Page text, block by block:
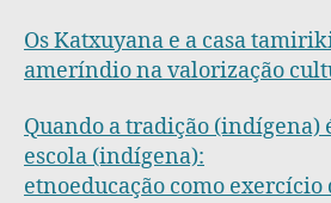
Os Katxuyana e a casa
ameríndio na valorização
Quando a tradição (indígena)
escola (indígena):
etnoeducação como